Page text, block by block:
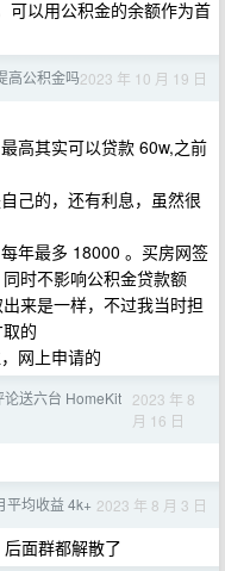
可以用公积金的余额作为首
高公积金吗2023 年 10 月 19 日
高其实可以贷款 60w,之前
己的，还有利息，虽然很
年最多 18000 。买房网签
时不影响公积金贷款额
来是一样，不过我当时担
的
网上申请的
论送六台 HomeKit 2023 年 8
月 16 日
平均收益 4k+ 2023 年 8 月 3 日
面群都解散了